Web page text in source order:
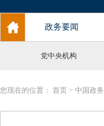
党中央机构
您现在的位置： 首页 > 中国政务